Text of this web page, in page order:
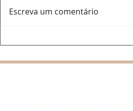
renovar o vallenato e
Escreva um comentário